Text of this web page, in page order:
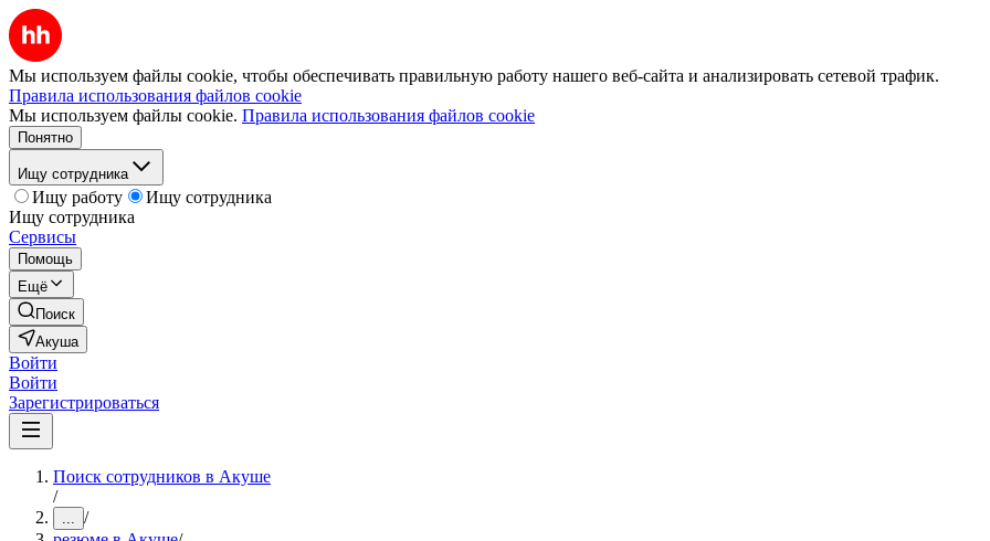
Мы используем файлы cookie, чтобы обеспечивать правильную работу нашего веб-сайта и анализировать сетевой трафик.
Правила использования файлов cookie
Мы используем файлы cookie. Правила использования файлов cookie
Понятно
Ищу сотрудника
Ищу работу
Ищу сотрудника
Ищу сотрудника
Сервисы
Помощь
Ещё
Поиск
Акуша
Войти
Войти
Зарегистрироваться
Поиск сотрудников в Акуше
/
... /